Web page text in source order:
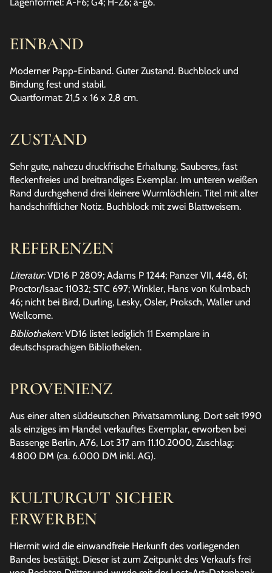
Lagenformel: A-F6; G4; H-Z6; a-g6.
EINBAND
Moderner Papp-Einband. Guter Zustand. Buchblock und
Bindung fest und stabil.
Quartformat: 21,5 x 16 x 2,8 cm.
ZUSTAND
Sehr gute, nahezu druckfrische Erhaltung. Sauberes, fast
fleckenfreies und breitrandiges Exemplar. Im unteren weißen
Rand durchgehend drei kleinere Wurmlöchlein. Titel mit alter
handschriftlicher Notiz. Buchblock mit zwei Blattweisern.
REFERENZEN
Literatur:VD16 P 2809; Adams P 1244; Panzer VII, 448, 61;
Proctor/Isaac 11032; STC 697; Winkler, Hans von Kulmbach
46; nicht bei Bird, Durling, Lesky, Osler, Proksch, Waller und
Wellcome.
Bibliotheken:VD16 listet lediglich 11 Exemplare in
deutschsprachigen Bibliotheken.
PROVENIENZ
Aus einer alten süddeutschen Privatsammlung. Dort seit 1990
als einziges im Handel verkauftes Exemplar, erworben bei
Bassenge Berlin, A76, Lot 317 am 11.10.2000, Zuschlag:
4.800 DM (ca. 6.000 DM inkl. AG).
KULTURGUT SICHER
ERWERBEN
Hiermit wird die einwandfreie Herkunft des vorliegenden
Bandes bestätigt. Dieser ist zum Zeitpunkt des Verkaufs frei